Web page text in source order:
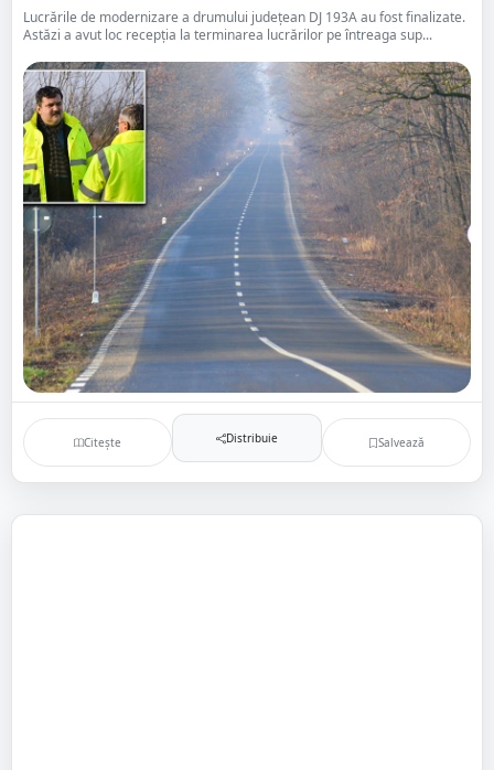
Lucrările de modernizare a drumului județean DJ 193A au fost finalizate.
Astăzi a avut loc recepția la terminarea lucrărilor pe întreaga sup...
Citește Distribuie Salvează